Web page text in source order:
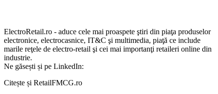
ElectroRetail.ro - aduce cele mai proaspete ştiri din piaţa produselor
electronice, electrocasnice, IT&C şi multimedia, piaţă ce include
marile reţele de electro-retail şi cei mai importanţi retaileri online din
industrie.
Ne găsești și pe LinkedIn:
Citește și RetailFMCG.ro